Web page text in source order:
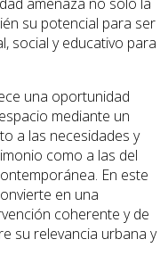
su potencial para ser
social y educativo para
una oportunidad
mediante un
a las necesidades y
como a las del
En este
en una
coherente y de
su relevancia urbana y